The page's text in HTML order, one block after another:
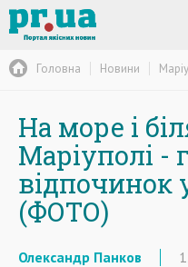
Головна Новини
На море і
Маріуполі -
відпочинок
(ФОТО)
Олександр Панков